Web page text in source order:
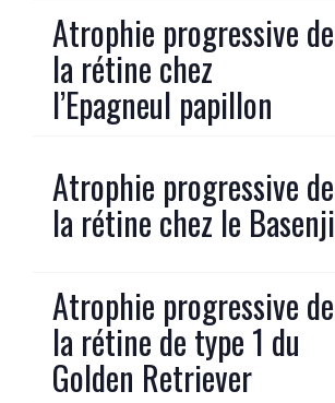
Atrophie progressive de
la rétine chez
l’Epagneul papillon
Atrophie progressive de
la rétine chez le Basenji
Atrophie progressive de
la rétine de type 1 du
Golden Retriever